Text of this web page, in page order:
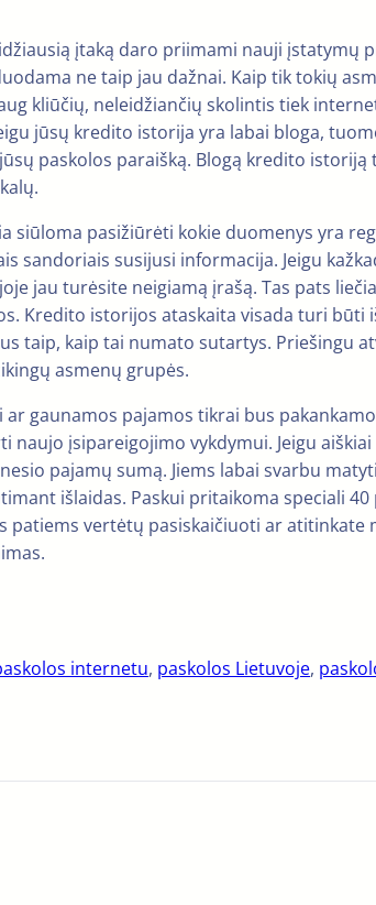
įtaką daro priimami nauji įstatymų
ne taip jau dažnai. Kaip tik tokių
kliūčių, neleidžiančių skolintis tiek
jūsų kredito istorija yra labai bloga,
paskolos paraišką. Blogą kredito
siūloma pasižiūrėti kokie duomenys yra
sandoriais susijusi informacija. Jeigu
jau turėsite neigiamą įrašą. Tas pats
Kredito istorijos ataskaita visada turi būti
taip, kaip tai numato sutartys. Priešingu
asmenų grupės.
gaunamos pajamos tikrai bus
įsipareigojimo vykdymui. Jeigu
pajamų sumą. Jiems labai svarbu
išlaidas. Paskui pritaikoma speciali
vertėtų pasiskaičiuoti ar
internetu, paskolos Lietuvoje,